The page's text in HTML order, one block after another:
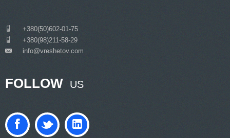
+380(50)602-01-75
+380(98)211-58-29
info@vreshetov.com
FOLLOW US